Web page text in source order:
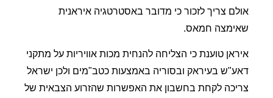
אולם צריך לזכור כי מדובר באסטרטגיה איראנית
שאימצה חמאס.
איראן טוענת כי הצליחה להנחית מכות אוויריות על מתקני
דאע"ש בעיראק ובסוריה באמצעות כטב"מים ולכן ישראל
צריכה לקחת בחשבון את האפשרות שהזרוע הצבאית של